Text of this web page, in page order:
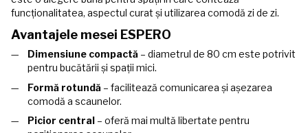
funcționalitatea, aspectul curat și utilizarea comodă zi de zi.
Avantajele mesei ESPERO
Dimensiune compactă – diametrul de 80 cm este potrivit
pentru bucătării și spații mici.
Formă rotundă – facilitează comunicarea și așezarea
comodă a scaunelor.
Picior central – oferă mai multă libertate pentru